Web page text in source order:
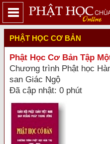
PHẬT HỌC CƠ BẢN
Phật Học Cơ Bản Tập
Chương trình Phật học
san Giác Ngộ
Đã cập nhật: 0 phút